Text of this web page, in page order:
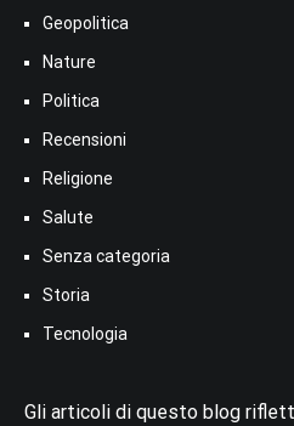
Geopolitica
Nature
Politica
Recensioni
Religione
Salute
Senza categoria
Storia
Tecnologia
Gli articoli di questo blog